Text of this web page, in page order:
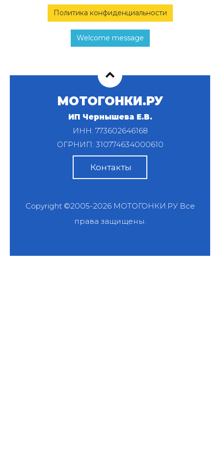
Политика конфиденциальности
Welcome message
МОТОГОНКИ.РУ
ИП Чернышева Е.В.
ИНН: 773602646168
ОГРНИП: 310774634000610
Контакты
Copyright ©2005-2026 МОТОГОНКИ.РУВсе
права защищены.